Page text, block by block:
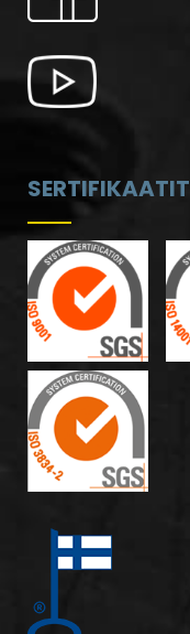
SERTIFIKAATIT